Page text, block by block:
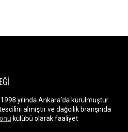
yılında Ankara’da kurulmuştur.
almıştır ve dağcılık branşında
kulübü olarak faaliyet